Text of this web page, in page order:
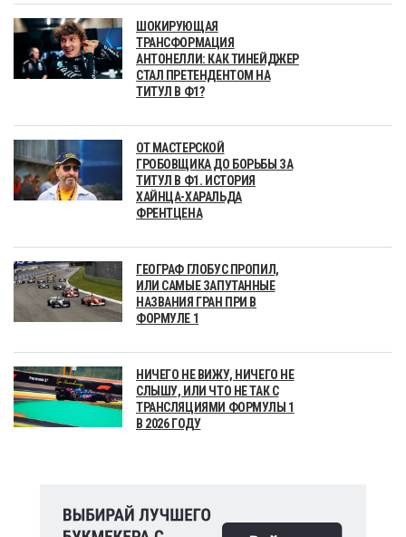
ШОКИРУЮЩАЯ
ТРАНСФОРМАЦИЯ
АНТОНЕЛЛИ: КАК ТИНЕЙДЖЕР
СТАЛ ПРЕТЕНДЕНТОМ НА
ТИТУЛ В Ф1?
ОТ МАСТЕРСКОЙ
ГРОБОВЩИКА ДО БОРЬБЫ ЗА
ТИТУЛ В Ф1. ИСТОРИЯ
ХАЙНЦА-ХАРАЛЬДА
ФРЕНТЦЕНА
ГЕОГРАФ ГЛОБУС ПРОПИЛ,
ИЛИ САМЫЕ ЗАПУТАННЫЕ
НАЗВАНИЯ ГРАН ПРИ В
ФОРМУЛЕ 1
НИЧЕГО НЕ ВИЖУ, НИЧЕГО НЕ
СЛЫШУ, ИЛИ ЧТО НЕ ТАК С
ТРАНСЛЯЦИЯМИ ФОРМУЛЫ 1
В 2026 ГОДУ